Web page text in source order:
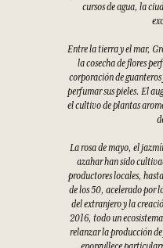
cursos de agua, la
Entre la tierra y el mar,
la cosecha de flores
corporación de
perfumar sus pieles. El
el cultivo de plantas
La rosa de mayo, el
azahar han sido
productores locales,
de los 50, acelerado por
del extranjero y la
2016, todo un
relanzar la producción